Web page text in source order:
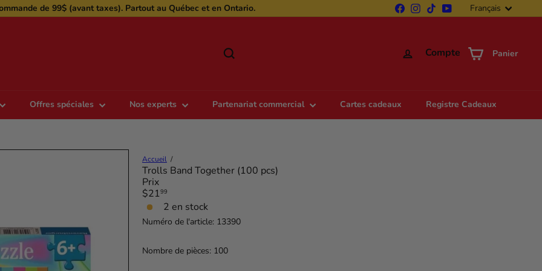
Diaporama
de 99$ (avant taxes). Partout au Québec et en Ontario. FacebookInstagram
TikTokYouTubeLangue
Français
Compte Panier
Offres spéciales Nos experts Partenariat commercial Cartes cadeaux Registre Cadeaux
Accueil
Trolls Band Together (100 pcs)
Prix
Prix
régulier
$2199
2 en stock
Numéro de l'article: 13390
Nombre de pièces: 100